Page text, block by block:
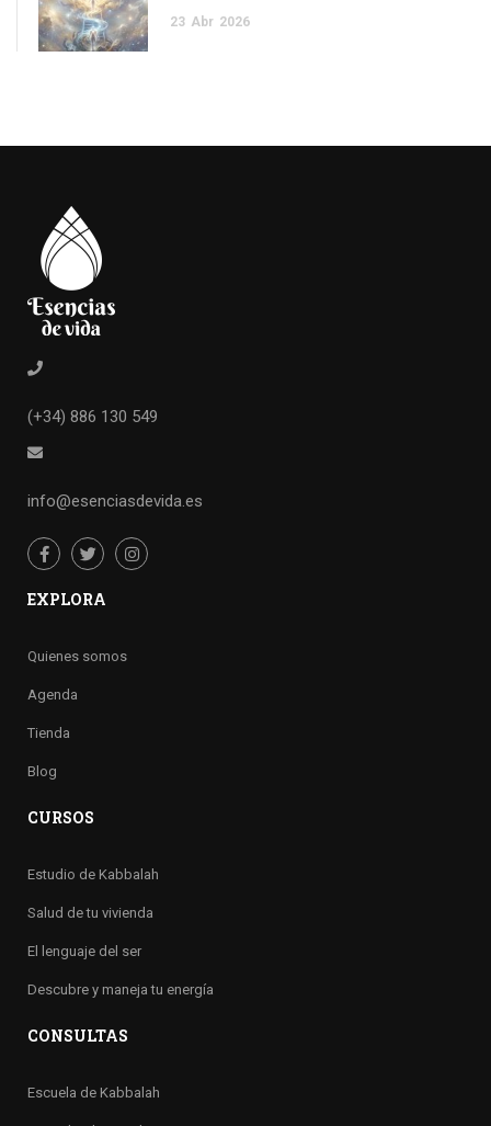
23 Abr 2026
(+34) 886 130 549
info@esenciasdevida.es
EXPLORA
Quienes somos
Agenda
Tienda
Blog
CURSOS
Estudio de Kabbalah
Salud de tu vivienda
El lenguaje del ser
Descubre y maneja tu energía
CONSULTAS
Escuela de Kabbalah